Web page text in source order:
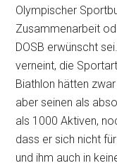
Olympischer
Zusammenarbeit
DOSB erwünscht
verneint, die
Biathlon hätten
aber seinen als
als 1000 Aktiven,
dass er sich nicht
und ihm auch in